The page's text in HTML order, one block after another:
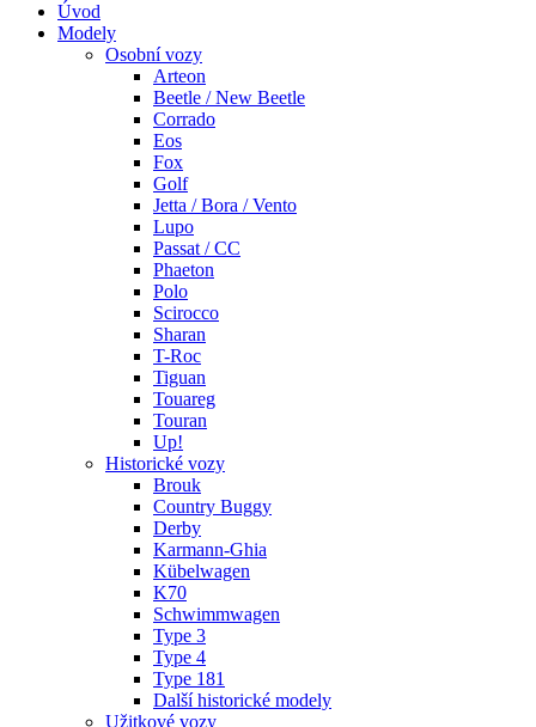
Úvod
Modely
Osobní vozy
Arteon
Beetle / New Beetle
Corrado
Eos
Fox
Golf
Jetta / Bora / Vento
Lupo
Passat / CC
Phaeton
Polo
Scirocco
Sharan
T-Roc
Tiguan
Touareg
Touran
Up!
Historické vozy
Brouk
Country Buggy
Derby
Karmann-Ghia
Kübelwagen
K70
Schwimmwagen
Type 3
Type 4
Type 181
Další historické modely
Užitkové vozy